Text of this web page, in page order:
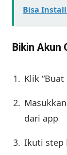
Bisa
Bikin Akun
Klik
dari app
Ikuti step